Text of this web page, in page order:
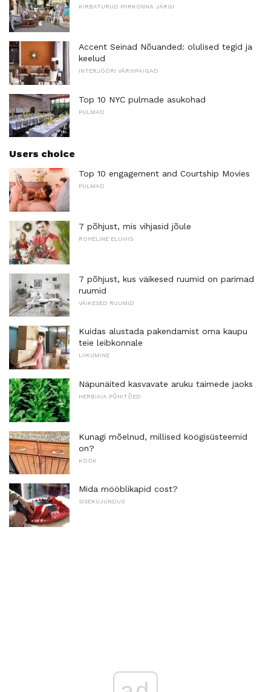
KIRBATURUD PIIRKONNA JÄRGI
Accent Seinad Nõuanded: olulised tegid ja
keelud
INTERJÖÖRI VÄRVIPAIGAD
Top 10 NYC pulmade asukohad
PULMAD
Users choice
Top 10 engagement and Courtship Movies
PULMAD
7 põhjust, mis vihjasid jõule
ROHELINE ELUVIIS
7 põhjust, kus väikesed ruumid on parimad
ruumid
VÄIKESED RUUMID
Kuidas alustada pakendamist oma kaupu
teie leibkonnale
LIIKUMINE
Näpunäited kasvavate aruku taimede jaoks
HERBIAIA PÕHITÕED
Kunagi mõelnud, millised köögisüsteemid
on?
KÖÖK
Mida mööblikapid cost?
SISEKUJUNDUS